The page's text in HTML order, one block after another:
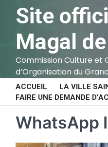
Site
Magal
Commission Culture et
d’Organisation du
ACCUEIL LA VILLE
FAIRE UNE DEMANDE
WhatsApp